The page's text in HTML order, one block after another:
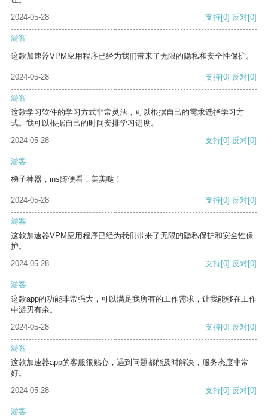
2024-05-28
支持[0] 反对[0]
游客
这款加速器VPM应用程序已经为我们带来了无限的隐私和安全性保护。
2024-05-28 支持[0] 反对[0]
游客
这款学习软件的学习方式非常灵活，可以根据自己的需求选择学习方
式。我可以根据自己的时间安排学习进度。
2024-05-28
支持[0] 反对[0]
游客
梯子神器，ins随便看，美美哒！
2024-05-28 支持[0] 反对[0]
游客
这款加速器VPM应用程序已经为我们带来了无限的隐私保护和安全性保
护。
2024-05-28
支持[0] 反对[0]
游客
这款app的功能非常强大，可以满足我所有的工作需求，让我能够在工作
中游刃有余。
2024-05-28
支持[0] 反对[0]
游客
这款加速器app的客服很贴心，遇到问题都能及时解决，服务态度非常
好。
2024-05-28
支持[0] 反对[0]
游客